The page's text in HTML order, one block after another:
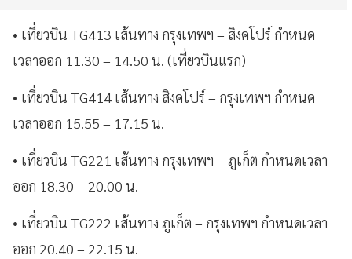
• เที่ยวบิน TG413 เส้นทาง กรุงเทพฯ – สิงคโปร์ กำหนด
เวลาออก 11.30 – 14.50 น. (เที่ยวบินแรก)
• เที่ยวบิน TG414 เส้นทาง สิงคโปร์ – กรุงเทพฯ กำหนด
เวลาออก 15.55 – 17.15 น.
• เที่ยวบิน TG221 เส้นทาง กรุงเทพฯ – ภูเก็ต กำหนดเวลา
ออก 18.30 – 20.00 น.
• เที่ยวบิน TG222 เส้นทาง ภูเก็ต – กรุงเทพฯ กำหนดเวลา
ออก 20.40 – 22.15 น.